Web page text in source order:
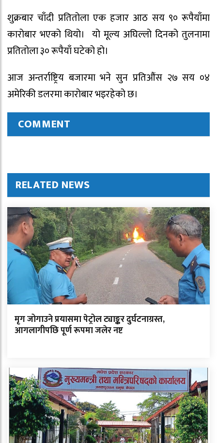
शुक्रबार चाँदी प्रतितोला एक हजार आठ सय ९० रूपैयाँमा
कारोबार भएको थियो। यो मूल्य अघिल्लो दिनको तुलनामा
प्रतितोला ३० रूपैयाँ घटेको हो।
आज अन्तर्राष्ट्रिय बजारमा भने सुन प्रतिऔंस २७ सय ०४
अमेरिकी डलरमा कारोबार भइरहेको छ।
COMMENT
RELATED NEWS
मृग जोगाउने प्रयासमा पेट्रोल ट्याङ्कर दुर्घटनाग्रस्त,
आगलागीपछि पूर्ण रूपमा जलेर नष्ट